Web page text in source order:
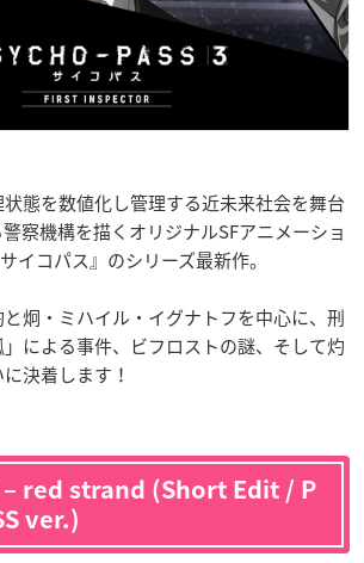
態を数値化し管理する近未来社会を舞台
察機構を描くオリジナルSFアニメーショ
イコパス』のシリーズ最新作。
炯・ミハイル・イグナトフを中心に、刑
による事件、ビフロストの謎、そして灼
決着します！
– red strand (Short Edit / P
ver.)